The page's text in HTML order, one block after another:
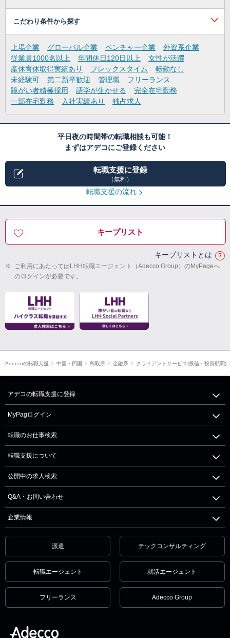
こだわり条件から探す
上場企業 グローバル企業 ベンチャー企業
外資系企業
従業員1000名以上
年間休日120日以上
女性が活躍
産休育休取得実績あり
フレックスタイム
転勤なし
未経験可
第二新卒歓迎 管理職
フリーランス
障がい者積極採用
語学が生かせる
完全在宅勤務
一部在宅勤務
入社実績あり 独占求人
平日夜の時間帯の転職相談も可能！
まずはアデコにご登録ください
転職支援に登録
（無料）
転職支援の流れ
キープリスト
キープリストとは
※ ご利用にあたってはLHH転職エージェント（Adecco Group）のMyPageへ
のログインが必要です。
Adeccoの転職支援 中国・四国 鳥取県 金融系 クライアントサービス(投信・投資顧問)
アデコの転職支援に登録
MyPagログイン
転職のお仕事検索
転職支援について
公開中の求人検索
Q&A・お問い合わせ
企業情報
派遣 テックコンサルティング
転職エージェント 就活エージェント
フリーランス Adecco Group